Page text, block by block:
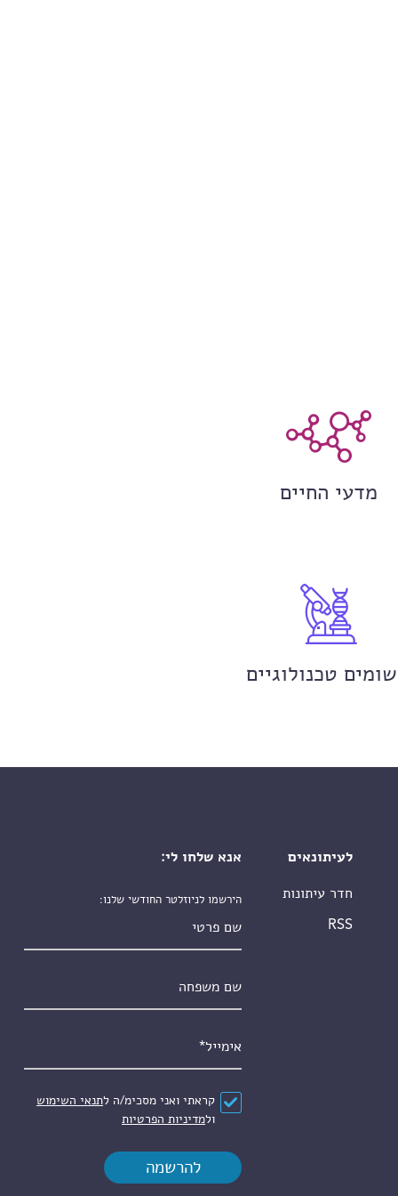
מדעי החיים
טכנולוגיים
לעיתונאים
חדר עיתונות
RSS
אנא שלחו לי:
הירשמו לניוזלטר החודשי שלנו:
הסכם*
קראתי ואני מסכימ/ה לתנאי השימוש
ולמדיניות הפרטיות